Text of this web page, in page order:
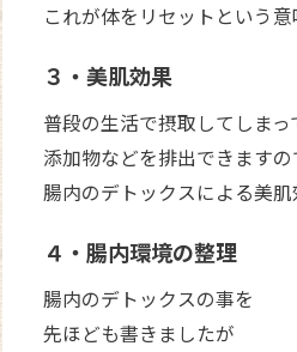
これが体をリセットという
３・美肌効果
普段の生活で摂取してしまっ
添加物などを排出できますの
腸内のデトックスによる美
４・腸内環境の整理
腸内のデトックスの事を
先ほども書きましたが